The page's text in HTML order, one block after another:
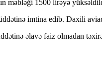
məbləği 1500 lirəyə
imtina edib. Daxili
əlavə faiz olmadan təxirə